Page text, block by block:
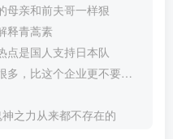
母亲和前夫哥一样狠
释青蒿素
点是国人支持日本队
个企业更不要脸的，应该就没有了
之力从来都不存在的